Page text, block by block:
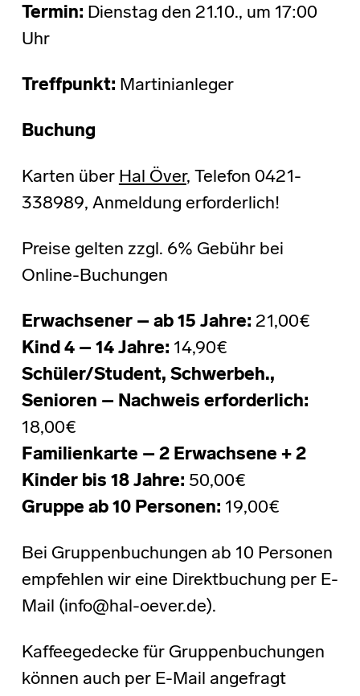
Termin: Dienstag den 21.10., um 17:00
Uhr
Treffpunkt: Martinianleger
Buchung
Karten über Hal Över, Telefon 0421-
338989, Anmeldung erforderlich!
Preise gelten zzgl. 6% Gebühr bei
Online-Buchungen
Erwachsener – ab 15 Jahre: 21,00€
Kind 4 – 14 Jahre: 14,90€
Schüler/Student, Schwerbeh.,
Senioren – Nachweis erforderlich:
18,00€
Familienkarte – 2 Erwachsene + 2
Kinder bis 18 Jahre: 50,00€
Gruppe ab 10 Personen: 19,00€
Bei Gruppenbuchungen ab 10 Personen
empfehlen wir eine Direktbuchung per E-
Mail (info@hal-oever.de).
Kaffeegedecke für Gruppenbuchungen
können auch per E-Mail angefragt